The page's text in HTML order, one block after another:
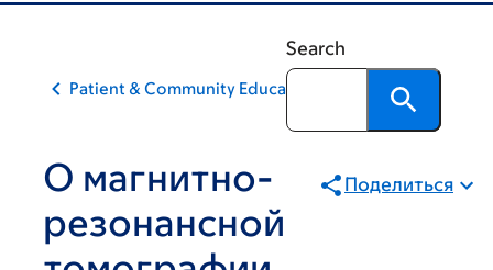
Search
Patient & Community Education
О магнитно-
резонансной
Поделиться